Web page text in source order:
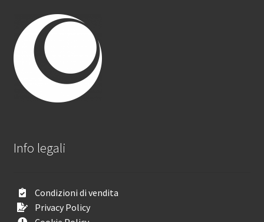
Info legali
Condizioni di vendita
Privacy Policy